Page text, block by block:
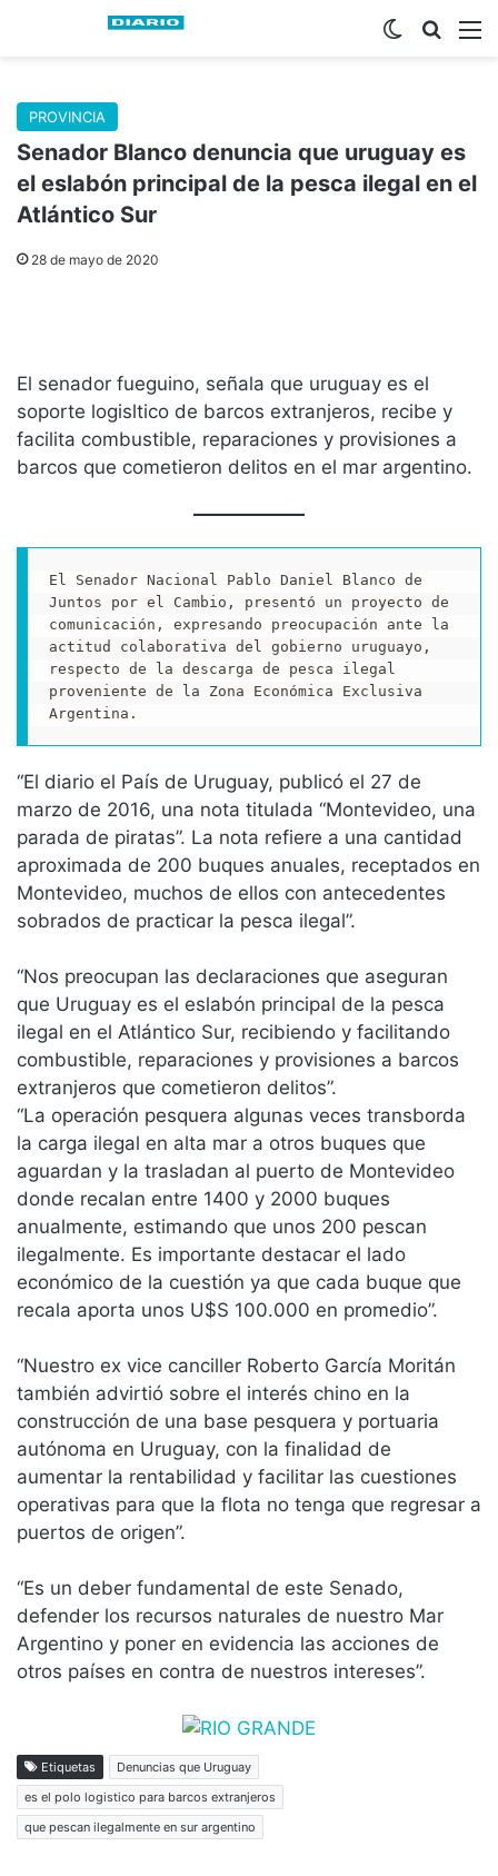
Buscar
Switch skin
PROVINCIA
Senador Blanco denuncia que uruguay es
el eslabón principal de la pesca ilegal en el
Atlántico Sur
28 de mayo de 2020
El senador fueguino, señala que uruguay es el
soporte logisltico de barcos extranjeros, recibe y
facilita combustible, reparaciones y provisiones a
barcos que cometieron delitos en el mar argentino.
El Senador Nacional Pablo Daniel Blanco de
Juntos por el Cambio, presentó un proyecto de
comunicación, expresando preocupación ante la
actitud colaborativa del gobierno uruguayo,
respecto de la descarga de pesca ilegal
proveniente de la Zona Económica Exclusiva
Argentina.
“El diario el País de Uruguay, publicó el 27 de
marzo de 2016, una nota titulada “Montevideo, una
parada de piratas”. La nota refiere a una cantidad
aproximada de 200 buques anuales, receptados en
Montevideo, muchos de ellos con antecedentes
sobrados de practicar la pesca ilegal”.
“Nos preocupan las declaraciones que aseguran
que Uruguay es el eslabón principal de la pesca
ilegal en el Atlántico Sur, recibiendo y facilitando
combustible, reparaciones y provisiones a barcos
extranjeros que cometieron delitos”.
“La operación pesquera algunas veces transborda
la carga ilegal en alta mar a otros buques que
aguardan y la trasladan al puerto de Montevideo
donde recalan entre 1400 y 2000 buques
anualmente, estimando que unos 200 pescan
ilegalmente. Es importante destacar el lado
económico de la cuestión ya que cada buque que
recala aporta unos U$S 100.000 en promedio”.
“Nuestro ex vice canciller Roberto García Moritán
también advirtió sobre el interés chino en la
construcción de una base pesquera y portuaria
autónoma en Uruguay, con la finalidad de
aumentar la rentabilidad y facilitar las cuestiones
operativas para que la flota no tenga que regresar a
puertos de origen”.
“Es un deber fundamental de este Senado,
defender los recursos naturales de nuestro Mar
Argentino y poner en evidencia las acciones de
otros países en contra de nuestros intereses”.
Etiquetas
Denuncias que Uruguay
es el polo logistico para barcos extranjeros
que pescan ilegalmente en sur argentino